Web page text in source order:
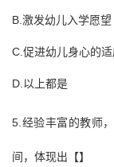
B.激发幼儿入学愿望
C.促进幼儿身心的
D.以上都是
5.经验丰富的教师
间，体现出【】